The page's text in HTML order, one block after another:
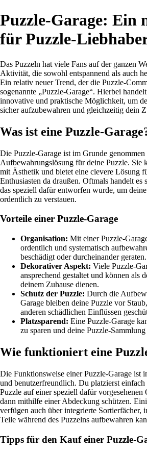
Puzzle-Garage: Ein
für Puzzle-
Das Puzzeln hat viele Fans auf der ganzen
Aktivität, die sowohl entspannend als auch
Ein relativ neuer Trend, der die Puzzle-
sogenannte „Puzzle-Garage“. Hierbei
innovative und praktische Möglichkeit, um
sicher aufzubewahren und gleichzeitig dein
Was ist eine Puzzle-
Die Puzzle-Garage ist im Grunde genommen
Aufbewahrungslösung für deine Puzzle. Sie
mit Ästhetik und bietet eine clevere Lösung
Enthusiasten da draußen. Oftmals handelt
das speziell dafür entworfen wurde, um
ordentlich zu verstauen.
Vorteile einer Puzzle-Garage
Organisation: Mit einer Puzzle-
ordentlich und systematisch
beschädigt oder durcheinander geraten.
Dekorativer Aspekt: Viele Puzzle-
ansprechend gestaltet und können als
deinem Zuhause dienen.
Schutz der Puzzle: Durch die
Garage bleiben deine Puzzle vor
anderen schädlichen Einflüssen
Platzsparend: Eine Puzzle-Garage
zu sparen und deine Puzzle-
Wie funktioniert eine
Die Funktionsweise einer Puzzle-Garage ist
und benutzerfreundlich. Du platzierst einfach
Puzzle auf einer speziell dafür vorgesehenen
dann mithilfe einer Abdeckung schützen.
verfügen auch über integrierte Sortierfächer,
Teile während des Puzzelns aufbewahren
Tipps für den Kauf einer Puzzle-